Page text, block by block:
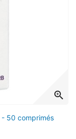
zoom_in
50 comprimés